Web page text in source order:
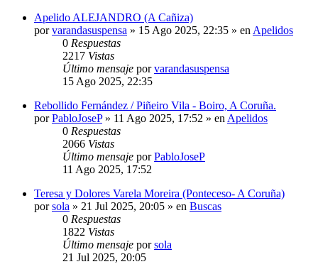
Apelido ALEJANDRO (A Cañiza)
porvarandasuspensa » 15 Ago 2025, 22:35 » en Apelidos
0 Respuestas
2217 Vistas
Último mensaje porvarandasuspensa
15 Ago 2025, 22:35
Rebollido Fernández / Piñeiro Vila - Boiro, A Coruña.
porPabloJoseP» 11 Ago 2025, 17:52 » en Apelidos
0 Respuestas
2066 Vistas
Último mensaje porPabloJoseP
11 Ago 2025, 17:52
Teresa y Dolores Varela Moreira (Ponteceso- A Coruña)
porsola » 21 Jul 2025, 20:05 » en Buscas
0 Respuestas
1822 Vistas
Último mensaje porsola
21 Jul 2025, 20:05